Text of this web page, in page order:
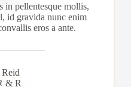
in pellentesque mollis,
id gravida nunc enim
eros a ante.
& R